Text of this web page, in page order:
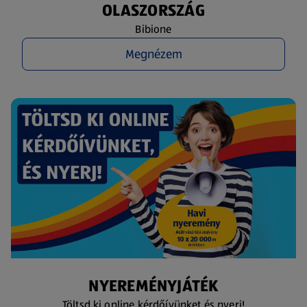
OLASZORSZÁG
Bibione
Megnézem
NYEREMÉNYJÁTÉK